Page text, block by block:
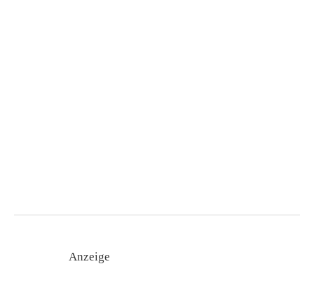
Anzeige